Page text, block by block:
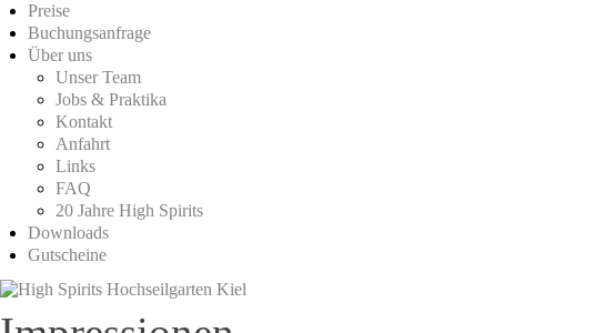
Preise
Buchungsanfrage
Über uns
Unser Team
Jobs & Praktika
Kontakt
Anfahrt
Links
FAQ
20 Jahre High Spirits
Downloads
Gutscheine